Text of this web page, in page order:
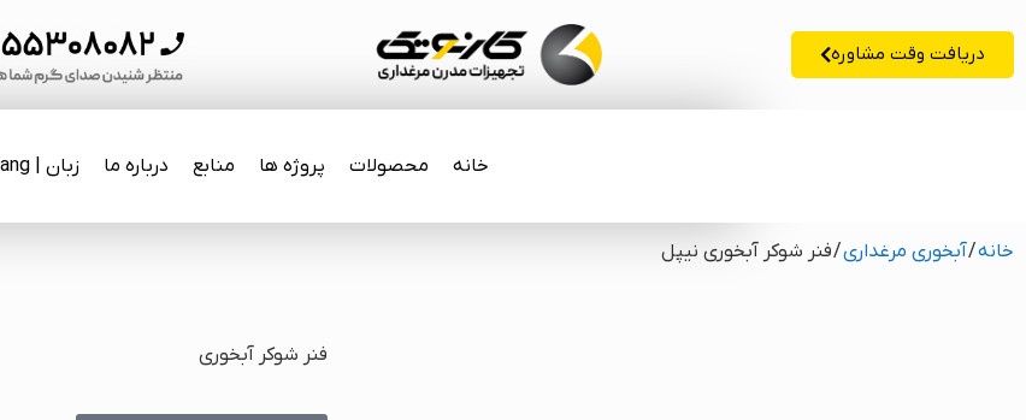
دریافت وقت مشاوره
خانه محصولات پروژه ها منابع درباره ما زبان | lang
خانه/آبخوری مرغداری/ فنر شوکر آبخوری نیپل
فنر شوکر آبخوری